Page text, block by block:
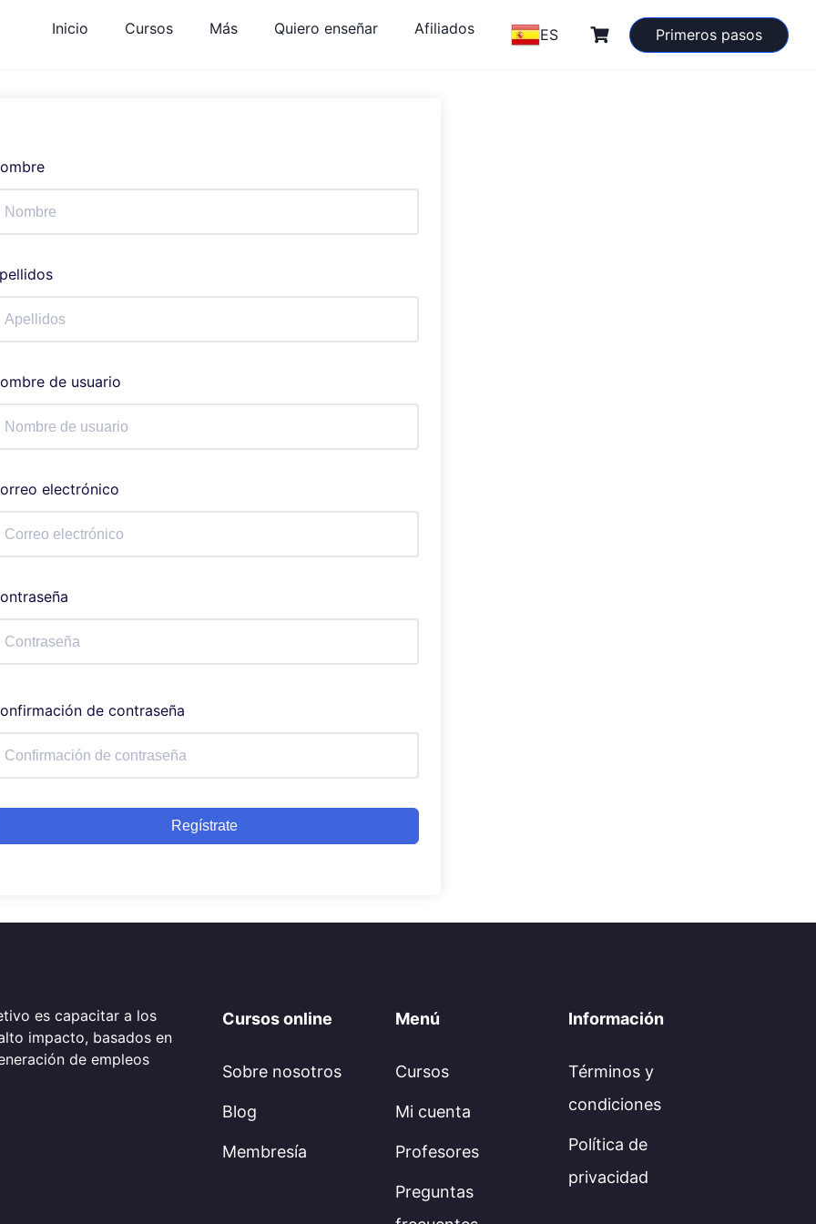
Inicio Cursos Más Quiero enseñar Afiliados ES Primeros pasos
de usuario
electrónico
de contraseña
Regístrate
es capacitar a los
impacto, basados en
de empleos
Cursos online
Sobre nosotros
Blog
Membresía
Menú
Cursos
Mi cuenta
Profesores
Preguntas
Información
Términos y
condiciones
Política de
privacidad